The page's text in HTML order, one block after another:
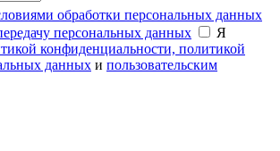
обработки персональных данных
персональных данных
Я
конфиденциальности, политикой
данных и пользовательским